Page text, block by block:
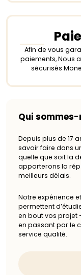
Afin de vous
paiements, Nous
sécurisés
Qui sommes-
Depuis plus de 17
savoir faire dans
quelle que soit la
apporterons la
meilleurs délais.
Notre expérience
permettent
en bout vos projet
en passant par le
service qualité.